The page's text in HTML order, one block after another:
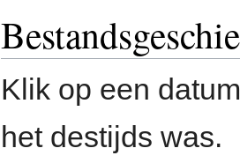
Klik op een
het destijds was.